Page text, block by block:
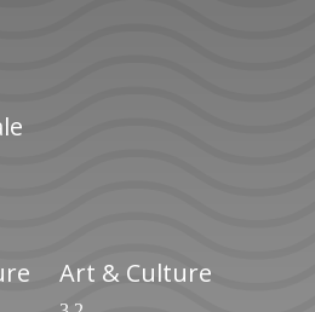
Art & Culture